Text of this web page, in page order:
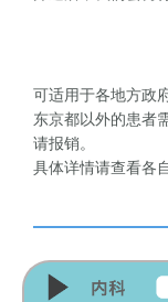
可适用于各地方政
东京都以外的患者
请报销。
具体详情请查看各